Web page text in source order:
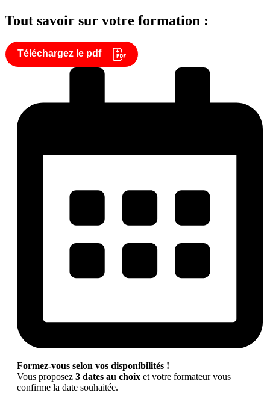
Tout savoir sur votre formation :
Téléchargez le pdf
Formez-vous selon vos disponibilités !
Vous proposez 3 dates au choix et votre formateur vous
confirme la date souhaitée.